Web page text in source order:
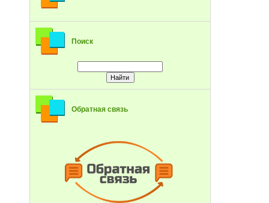
Поиск
Обратная связь